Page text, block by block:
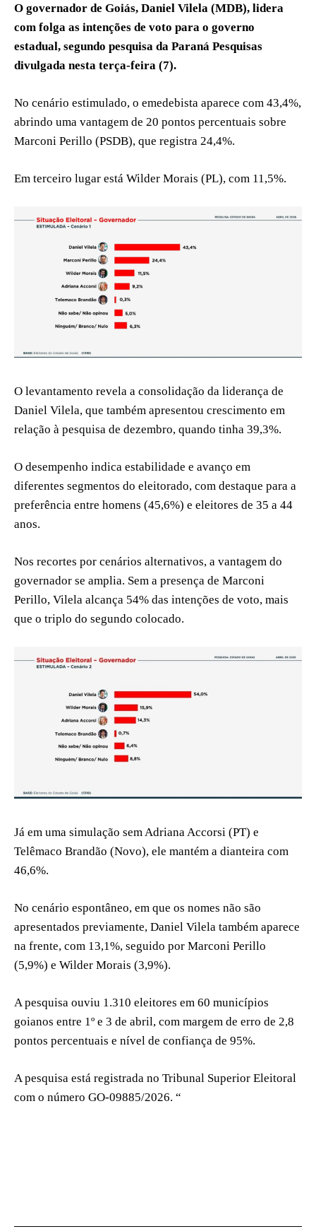
O governador de Goiás, Daniel Vilela (MDB), lidera
com folga as intenções de voto para o governo
estadual, segundo pesquisa da Paraná Pesquisas
divulgada nesta terça-feira (7).
No cenário estimulado, o emedebista aparece com 43,4%,
abrindo uma vantagem de 20 pontos percentuais sobre
Marconi Perillo (PSDB), que registra 24,4%.
Em terceiro lugar está Wilder Morais (PL), com 11,5%.
O levantamento revela a consolidação da liderança de
Daniel Vilela, que também apresentou crescimento em
relação à pesquisa de dezembro, quando tinha 39,3%.
O desempenho indica estabilidade e avanço em
diferentes segmentos do eleitorado, com destaque para a
preferência entre homens (45,6%) e eleitores de 35 a 44
anos.
Nos recortes por cenários alternativos, a vantagem do
governador se amplia. Sem a presença de Marconi
Perillo, Vilela alcança 54% das intenções de voto, mais
que o triplo do segundo colocado.
Já em uma simulação sem Adriana Accorsi (PT) e
Telêmaco Brandão (Novo), ele mantém a dianteira com
46,6%.
No cenário espontâneo, em que os nomes não são
apresentados previamente, Daniel Vilela também aparece
na frente, com 13,1%, seguido por Marconi Perillo
(5,9%) e Wilder Morais (3,9%).
A pesquisa ouviu 1.310 eleitores em 60 municípios
goianos entre 1º e 3 de abril, com margem de erro de 2,8
pontos percentuais e nível de confiança de 95%.
A pesquisa está registrada no Tribunal Superior Eleitoral
com o número GO-09885/2026. “